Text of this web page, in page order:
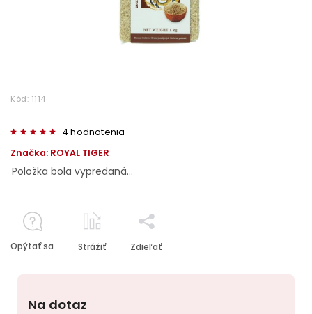
Kód: 1114
4 hodnotenia
Značka: ROYAL TIGER
Na dotaz
Položka bola vypredaná…
Opýtať sa Strážiť Zdieľať